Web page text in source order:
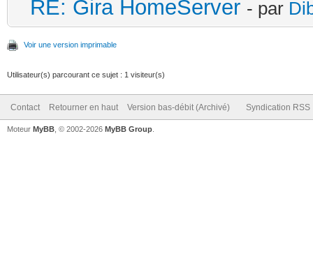
RE: Gira HomeServer - par
Voir une version imprimable
Utilisateur(s) parcourant ce sujet : 1 visiteur(s)
Contact Retourner en haut Version bas-débit (Archivé) Syndication RSS
Moteur MyBB , © 2002-2026 MyBB Group